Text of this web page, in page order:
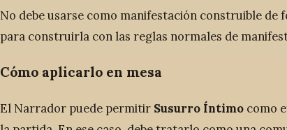
No debe usarse como manifestación construible
para construirla con las reglas normales de
Cómo aplicarlo en mesa
El Narrador puede permitir Susurro Íntimocomo